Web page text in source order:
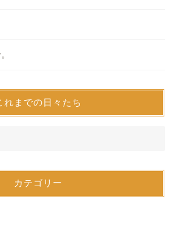
れまでの日々たち
カテゴリー